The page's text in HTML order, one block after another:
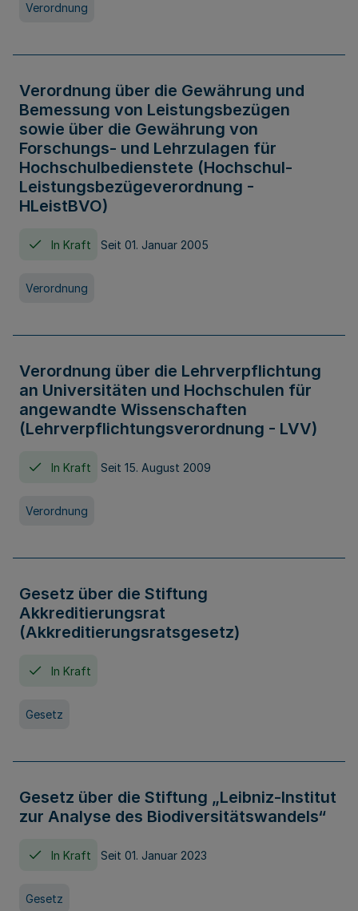
Verordnung
Verordnung über die Gewährung und
Bemessung von Leistungsbezügen
sowie über die Gewährung von
Forschungs- und Lehrzulagen für
Hochschulbedienstete (Hochschul-
Leistungsbezügeverordnung -
HLeistBVO)
In Kraft Seit 01. Januar 2005
Verordnung
Verordnung über die Lehrverpflichtung
an Universitäten und Hochschulen für
angewandte Wissenschaften
(Lehrverpflichtungsverordnung - LVV)
In Kraft Seit 15. August 2009
Verordnung
Gesetz über die Stiftung
Akkreditierungsrat
(Akkreditierungsratsgesetz)
In Kraft
Gesetz
Gesetz über die Stiftung „Leibniz-Institut
zur Analyse des Biodiversitätswandels“
In Kraft Seit 01. Januar 2023
Gesetz